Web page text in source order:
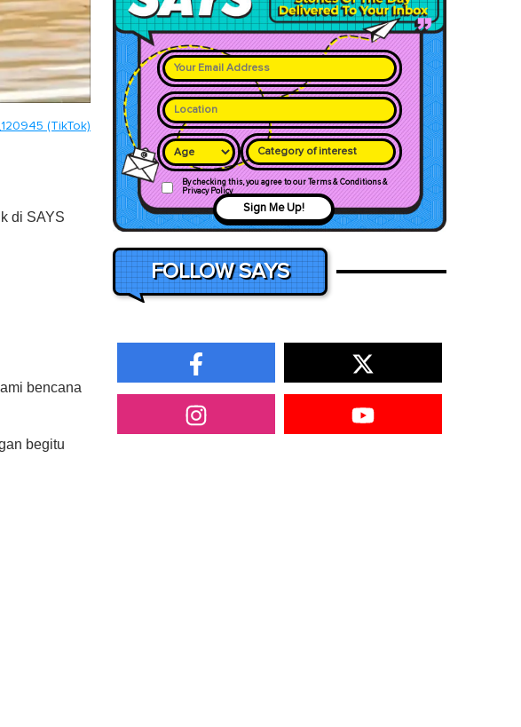
(TikTok)
di SAYS
bencana
begitu
Category of interest
By checking this, you agree to our Terms & Conditions &
Privacy Policy
Sign Me Up!
FOLLOW SAYS